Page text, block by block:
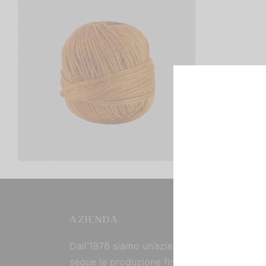
Iuta Naturale Colorata
AZIENDA
Dall’1978 siamo un’azienda strutturata che
segue la produzione fin dall’origine, curando